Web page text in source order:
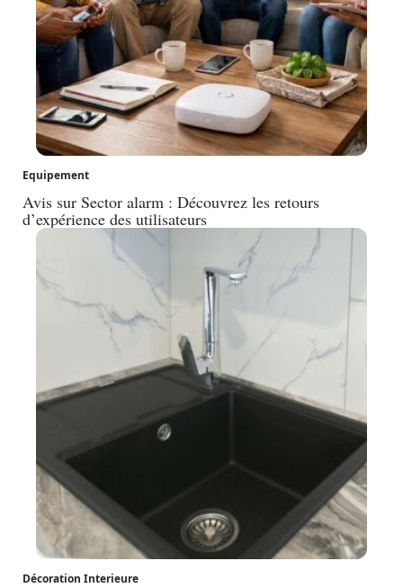
Equipement
Avis sur Sector alarm : Découvrez les retours
d’expérience des utilisateurs
Décoration Interieure